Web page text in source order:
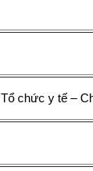
Tổ chức y tế –